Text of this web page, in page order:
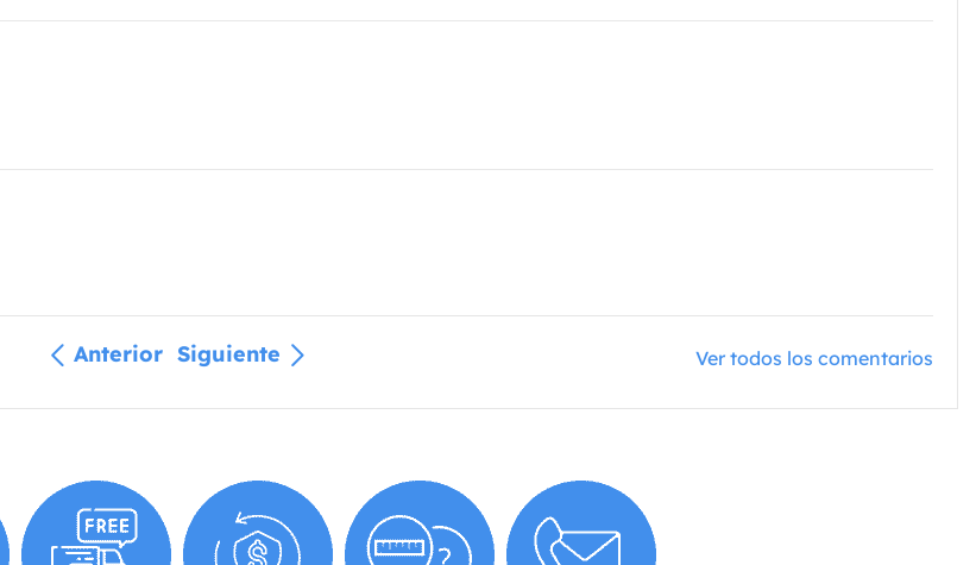
Anterior Siguiente Ver todos los comentarios